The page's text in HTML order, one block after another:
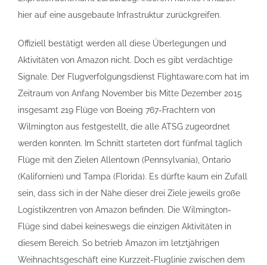
hier auf eine ausgebaute Infrastruktur zurückgreifen.
Offiziell bestätigt werden all diese Überlegungen und
Aktivitäten von Amazon nicht. Doch es gibt verdächtige
Signale. Der Flugverfolgungsdienst Flightaware.com hat im
Zeitraum von Anfang November bis Mitte Dezember 2015
insgesamt 219 Flüge von Boeing 767-Frachtern von
Wilmington aus festgestellt, die alle ATSG zugeordnet
werden konnten. Im Schnitt starteten dort fünfmal täglich
Flüge mit den Zielen Allentown (Pennsylvania), Ontario
(Kalifornien) und Tampa (Florida). Es dürfte kaum ein Zufall
sein, dass sich in der Nähe dieser drei Ziele jeweils große
Logistikzentren von Amazon befinden. Die Wilmington-
Flüge sind dabei keineswegs die einzigen Aktivitäten in
diesem Bereich. So betrieb Amazon im letztjährigen
Weihnachtsgeschäft eine Kurzzeit-Fluglinie zwischen dem